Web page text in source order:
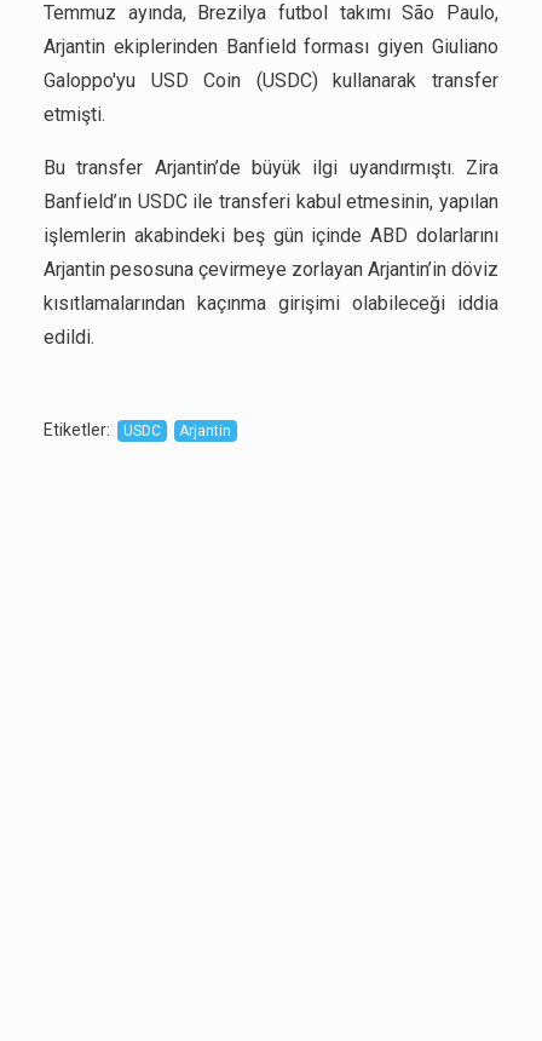
Temmuz ayında, Brezilya futbol takımı São Paulo,
Arjantin ekiplerinden Banfield forması giyen Giuliano
Galoppo'yu USD Coin (USDC) kullanarak transfer
etmişti.
Bu transfer Arjantin’de büyük ilgi uyandırmıştı. Zira
Banfield’ın USDC ile transferi kabul etmesinin, yapılan
işlemlerin akabindeki beş gün içinde ABD dolarlarını
Arjantin pesosuna çevirmeye zorlayan Arjantin’in döviz
kısıtlamalarından kaçınma girişimi olabileceği iddia
edildi.
Etiketler: USDC Arjantin